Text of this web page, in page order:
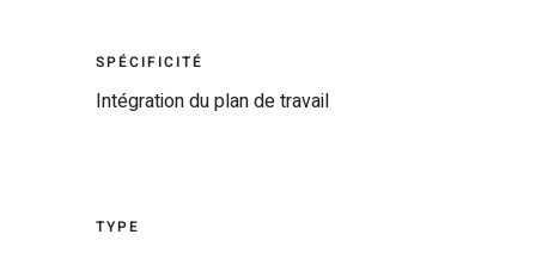
SPÉCIFICITÉ
Intégration du plan de travail
TYPE